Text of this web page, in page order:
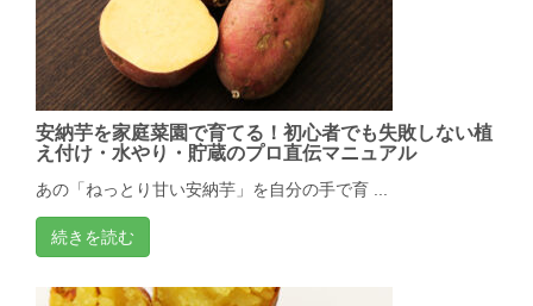
安納芋を家庭菜園で育てる！初心者でも失敗しない植
え付け・水やり・貯蔵のプロ直伝マニュアル
あの「ねっとり甘い安納芋」を自分の手で育 ...
続きを読む